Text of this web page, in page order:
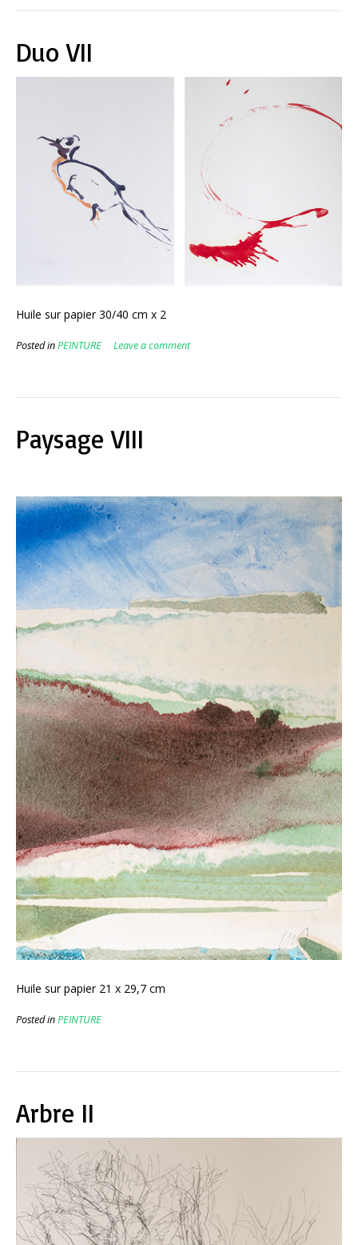
Duo VII
Huile sur papier 30/40 cm x 2
Posted inPEINTURE Leave a comment
Paysage VIII
Huile sur papier 21 x 29,7 cm
Posted inPEINTURE
Arbre II